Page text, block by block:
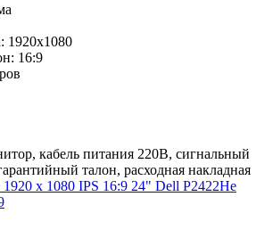
1920x1080
16:9
кабель питания 220В, сигнальный
талон, расходная накладная
24" Dell P2422He